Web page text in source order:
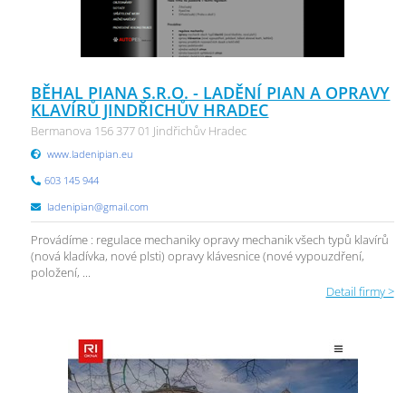
BĚHAL PIANA S.R.O. - LADĚNÍ PIAN A OPRAVY
KLAVÍRŮ JINDŘICHŮV HRADEC
Bermanova 156 377 01 Jindřichův Hradec
www.ladenipian.eu
603 145 944
ladenipian@gmail.com
Provádíme : regulace mechaniky opravy mechanik všech typů klavírů
(nová kladívka, nové plsti) opravy klávesnice (nové vypouzdření,
položení, ...
Detail firmy >